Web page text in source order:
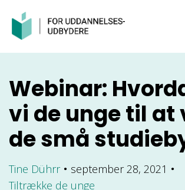
Webinar:
vi de unge til
de små
Tine Dührr● september 28, 2021 ●
Tiltrække de unge